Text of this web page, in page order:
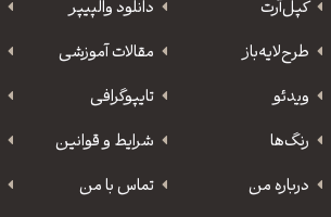
کپل‌آرت دانلود‌ والپیپر
طرح‌لایه‌باز
مقالات آموزشی
ویدئو
‌تایپوگرافی
رنگ‌ها
شرایط و قوانین
درباره من
تماس با من